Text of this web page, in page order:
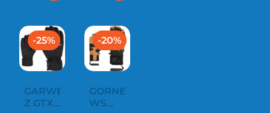
-25%
GARWEN-
Z GTX
-20%
GORNER
WS